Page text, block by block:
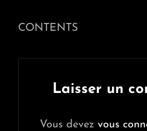
CONTENTS
Laisser un
Vous devez vous